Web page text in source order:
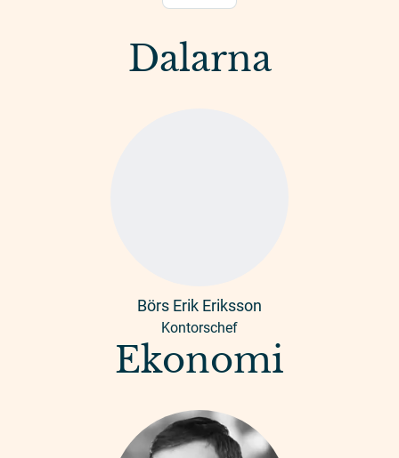
Dalarna
Börs Erik Eriksson
Kontorschef
Ekonomi